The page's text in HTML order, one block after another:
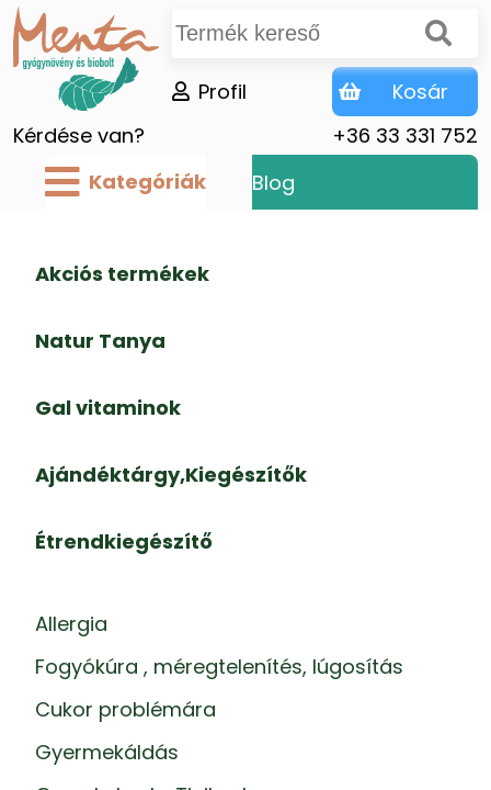
Kérdése van? +36 33 331 752
Profil Kosár
Kategóriák Blog
Akciós termékek
Natur Tanya
Gal vitaminok
Ajándéktárgy,Kiegészítők
Étrendkiegészítő
Allergia
Fogyókúra , méregtelenítés, lúgosítás
Cukor problémára
Gyermekáldás